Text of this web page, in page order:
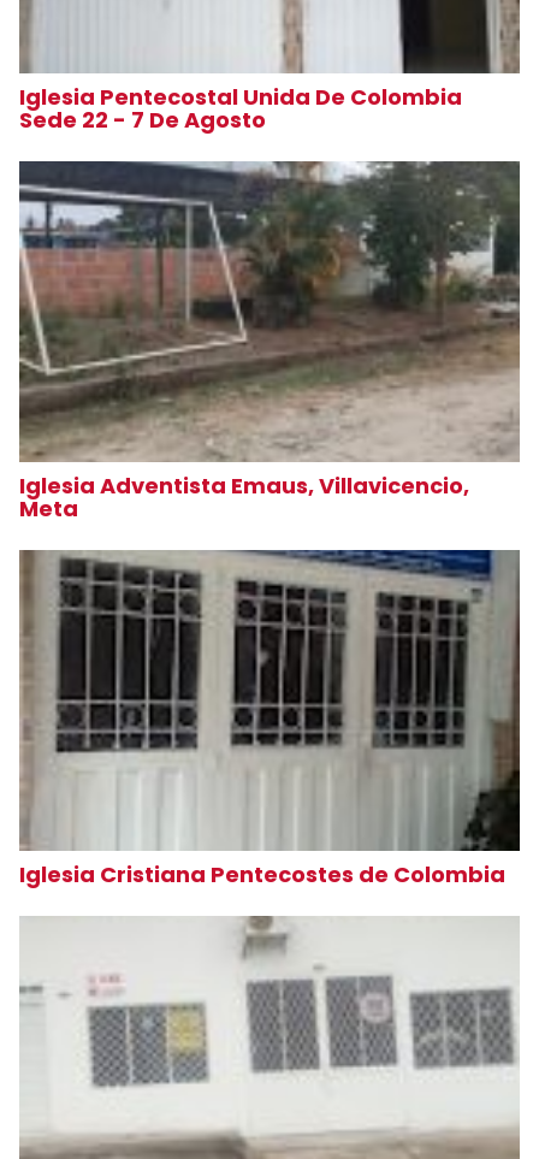
Iglesia Pentecostal Unida De Colombia
Sede 22 - 7 De Agosto
Iglesia Adventista Emaus, Villavicencio,
Meta
Iglesia Cristiana Pentecostes de Colombia